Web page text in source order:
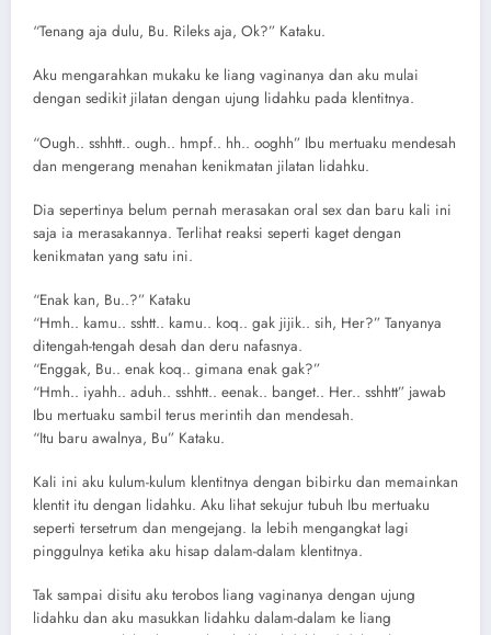
“Tenang aja dulu, Bu. Rileks aja, Ok?” Kataku.
Aku mengarahkan mukaku ke liang vaginanya dan aku mulai
dengan sedikit jilatan dengan ujung lidahku pada klentitnya.
“Ough.. sshhtt.. ough.. hmpf.. hh.. ooghh” Ibu mertuaku mendesah
dan mengerang menahan kenikmatan jilatan lidahku.
Dia sepertinya belum pernah merasakan oral sex dan baru kali ini
saja ia merasakannya. Terlihat reaksi seperti kaget dengan
kenikmatan yang satu ini.
“Enak kan, Bu..?” Kataku
“Hmh.. kamu.. sshtt.. kamu.. koq.. gak jijik.. sih, Her?” Tanyanya
ditengah-tengah desah dan deru nafasnya.
“Enggak, Bu.. enak koq.. gimana enak gak?”
“Hmh.. iyahh.. aduh.. sshhtt.. eenak.. banget.. Her.. sshhtt” jawab
Ibu mertuaku sambil terus merintih dan mendesah.
“Itu baru awalnya, Bu” Kataku.
Kali ini aku kulum-kulum klentitnya dengan bibirku dan memainkan
klentit itu dengan lidahku. Aku lihat sekujur tubuh Ibu mertuaku
seperti tersetrum dan mengejang. Ia lebih mengangkat lagi
pinggulnya ketika aku hisap dalam-dalam klentitnya.
Tak sampai disitu aku terobos liang vaginanya dengan ujung
lidahku dan aku masukkan lidahku dalam-dalam ke liang